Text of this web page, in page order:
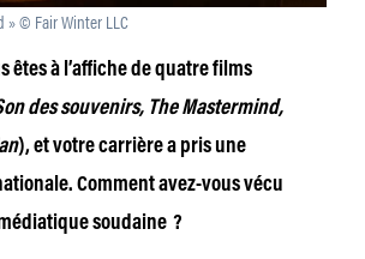
» © Fair Winter LLC
êtes à l’affiche de quatre films
des souvenirs, The Mastermind,
), et votre carrière a pris une
Comment avez-vous vécu
soudaine ?